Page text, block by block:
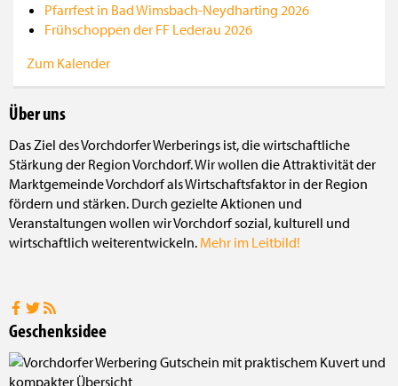
Pfarrfest in Bad Wimsbach-Neydharting 2026
Frühschoppen der FF Lederau 2026
Zum Kalender
Über uns
Das Ziel des Vorchdorfer Werberings ist, die wirtschaftliche
Stärkung der Region Vorchdorf. Wir wollen die Attraktivität der
Marktgemeinde Vorchdorf als Wirtschaftsfaktor in der Region
fördern und stärken. Durch gezielte Aktionen und
Veranstaltungen wollen wir Vorchdorf sozial, kulturell und
wirtschaftlich weiterentwickeln. Mehr im Leitbild!
Geschenksidee